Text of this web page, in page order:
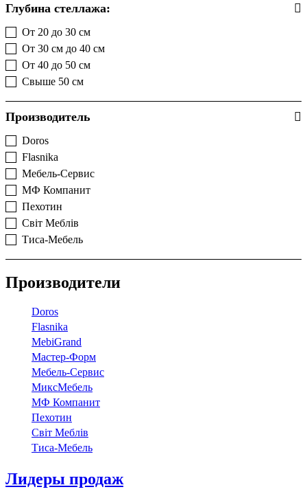
Глубина стеллажа:
От 20 до 30 см
От 30 см до 40 см
От 40 до 50 см
Свыше 50 см
Производитель
Doros
Flasnika
Мебель-Сервис
МФ Компанит
Пехотин
Світ Меблів
Тиса-Мебель
Производители
Doros
Flasnika
МebiGrand
Мастер-Форм
Мебель-Сервис
МиксМебель
МФ Компанит
Пехотин
Світ Меблів
Тиса-Мебель
Лидеры продаж